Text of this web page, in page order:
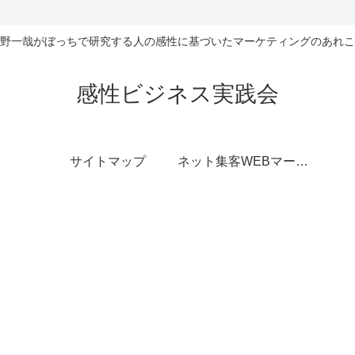
一哉がぼっちで研究する人の感性に基づいたマーケティングのあれ
感性ビジネス実践会
サイトマップ ネット集客WEBマーケティング無料相談室